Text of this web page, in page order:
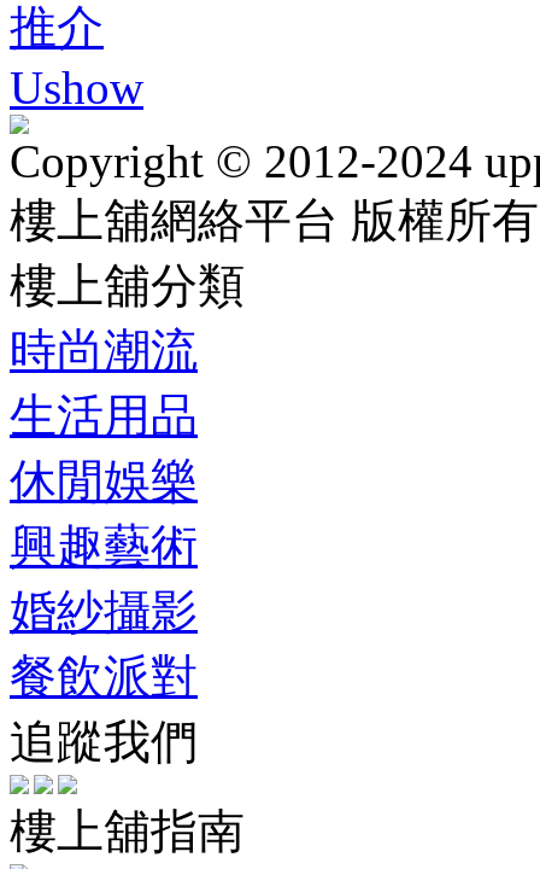
推介
Ushow
Copyright © 2012-2024
樓上舖網絡平台 版權所
樓上舖分類
時尚潮流
生活用品
休閒娛樂
興趣藝術
婚紗攝影
餐飲派對
追蹤我們
樓上舖指南